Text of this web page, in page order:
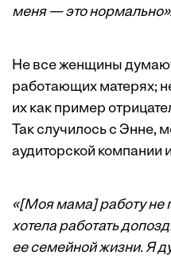
меня — это
Не все женщины
работающих матерях;
их как пример
Так случилось с Энне,
аудиторской компании
«[Моя мама] работу не
хотела работать
ее семейной жизни. Я